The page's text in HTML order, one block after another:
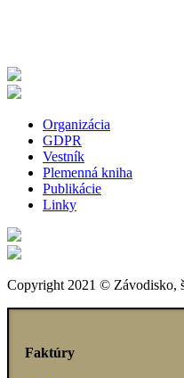
Organizácia
GDPR
Vestník
Plemenná kniha
Publikácie
Linky
Copyright 2021 © Závodisko,
Faktúry